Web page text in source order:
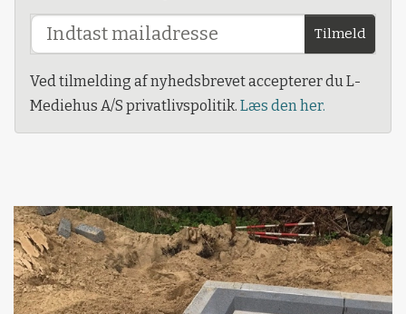
Tilmeld
Ved tilmelding af nyhedsbrevet accepterer du L-
Mediehus A/S privatlivspolitik. Læs den her.